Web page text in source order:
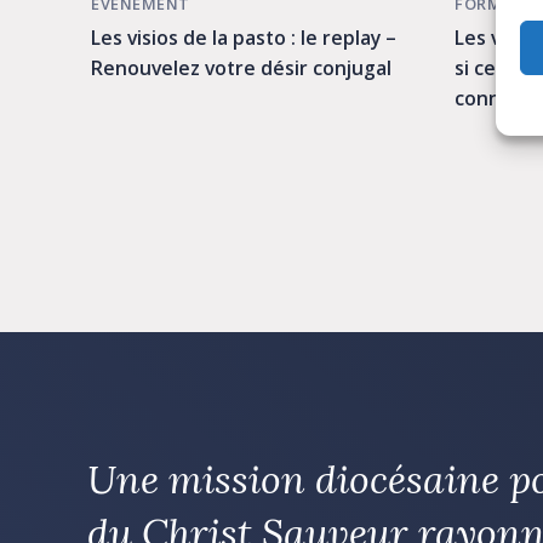
Les visios de la pasto : le replay –
Renouvelez votre désir conjugal
Les visio
si cette
Une mission diocésaine
du Christ Sauveur